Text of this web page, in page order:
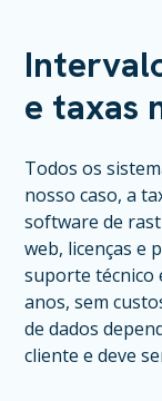
e taxas
Todos os
nosso caso, a
software de
web, licenças e
suporte técnico
anos, sem
de dados
cliente e deve